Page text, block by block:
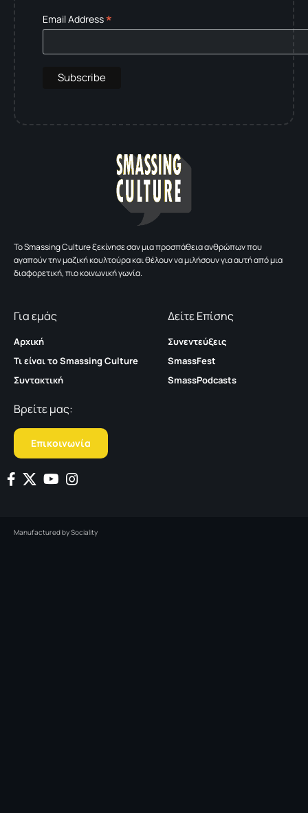
Email Address*
To Smassing Culture ξεκίνησε σαν μια προσπάθεια ανθρώπων που
αγαπούν την μαζική κουλτούρα και θέλουν να μιλήσουν για αυτή από μια
διαφορετική, πιο κοινωνική γωνία.
Για εμάς
Αρχική
Τι είναι το Smassing Culture
Συντακτική
Δείτε Επίσης
Συνεντεύξεις
SmassFest
SmassPodcasts
Βρείτε μας:
Επικοινωνία
Manufactured bySociality